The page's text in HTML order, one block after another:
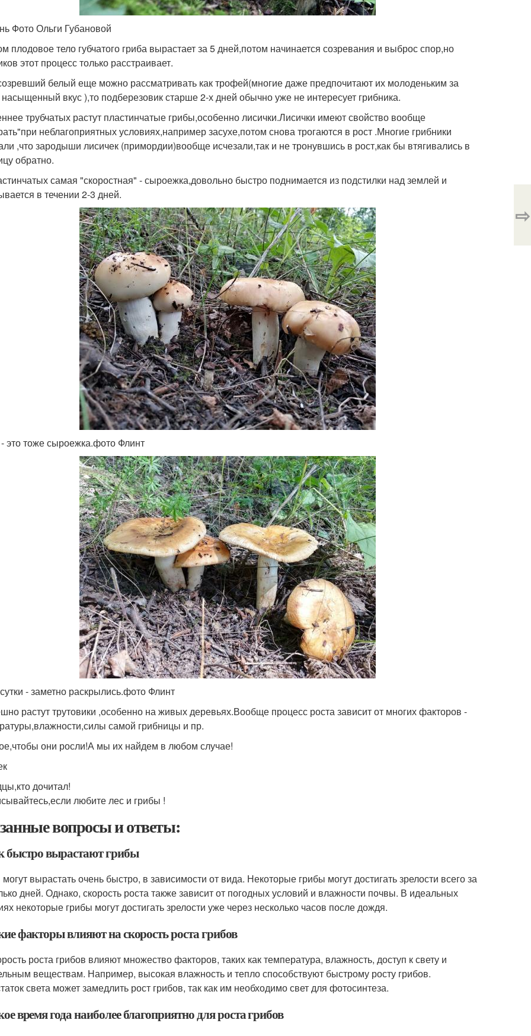
Фото Ольги Губановой
плодовое тело губчатого гриба вырастает за 5 дней,потом начинается созревания и выброс спор,но
этот процесс только расстраивает.
белый еще можно рассматривать как трофей(многие даже предпочитают их молоденьким за
вкус ),то подберезовик старше 2-х дней обычно уже не интересует грибника.
трубчатых растут пластинчатые грибы,особенно лисички.Лисички имеют свойство вообще
неблагоприятных условиях,например засухе,потом снова трогаются в рост .Многие грибники
,что зародыши лисичек (примордии)вообще исчезали,так и не тронувшись в рост,как бы втягивались в
обратно.
самая "скоростная" - сыроежка,довольно быстро поднимается из подстилки над землей и
в течении 2-3 дней.
это тоже сыроежка.фото Флинт
- заметно раскрылись.фото Флинт
растут трутовики ,особенно на живых деревьях.Вообще процесс роста зависит от многих факторов -
самой грибницы и пр.
они росли!А мы их найдем в любом случае!
дочитал!
любите лес и грибы !
вопросы и ответы:
быстро вырастают грибы
вырастать очень быстро, в зависимости от вида. Некоторые грибы могут достигать зрелости всего за
дней. Однако, скорость роста также зависит от погодных условий и влажности почвы. В идеальных
некоторые грибы могут достигать зрелости уже через несколько часов после дождя.
факторы влияют на скорость роста грибов
роста грибов влияют множество факторов, таких как температура, влажность, доступ к свету и
веществам. Например, высокая влажность и тепло способствуют быстрому росту грибов.
света может замедлить рост грибов, так как им необходимо свет для фотосинтеза.
время года наиболее благоприятно для роста грибов
⇨